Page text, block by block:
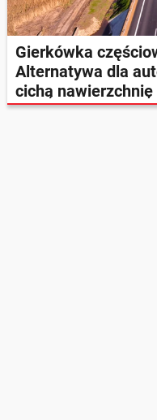
Gierkówka
Alternatywa dla
cichą nawierzchnię